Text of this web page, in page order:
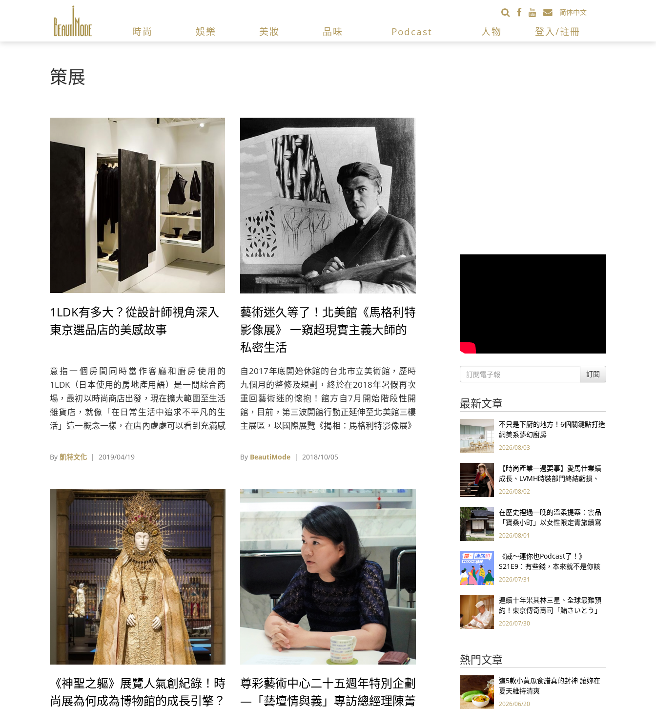
简体中文
時尚 娛樂 美妝 品味 Podcast 人物 登入/註冊
策展
1LDK有多大？從設計師視角深入
東京選品店的美感故事
意指一個房間同時當作客廳和廚房使用的
1LDK（日本使用的房地產用語）是一間綜合商
場，最初以時尚商店出發，現在擴大範圍至生活
雜貨店，就像「在日常生活中追求不平凡的生
活」這一概念一樣，在店內處處可以看到充滿感
By 凱特文化 | 2019/04/19
藝術迷久等了！北美館《馬格利特
影像展》 一窺超現實主義大師的
私密生活
自2017年底開始休館的台北市立美術館，歷時
九個月的整修及規劃，終於在2018年暑假再次
重回藝術迷的懷抱！館方自7月開始階段性開
館，目前，第三波開館行動正延伸至北美館三樓
主展區，以國際展覽《揭相：馬格利特影像展》
By BeautiMode | 2018/10/05
《神聖之軀》展覽人氣創紀錄！時
尚展為何成為博物館的成長引擎？
尊彩藝術中心二十五週年特別企劃
—「藝壇情與義」專訪總經理陳菁
訂閱
最新文章
不只是下廚的地方！6個關鍵點打造
網美系夢幻廚房
2026/08/03
【時尚產業一週要事】愛馬仕業績
成長、LVMH時裝部門終結虧損、
Kering轉型策略初現成效、Prada
2026/08/02
在歷史裡過一晚的溫柔提案：雲品
「寶桑小町」以女性限定青旅續寫
台東老屋記憶
2026/08/01
《威～連你也Podcast了！》
S21E9：有些錢，本來就不是你該
賺的——讀《一個投機者的告白》
2026/07/31
連續十年米其林三星、全球最難預
約！東京傳奇壽司「鮨さいとう」
為何破例首度來台？
2026/07/30
熱門文章
這5款小黃瓜食譜真的封神 讓妳在
夏天維持清爽
2026/06/20